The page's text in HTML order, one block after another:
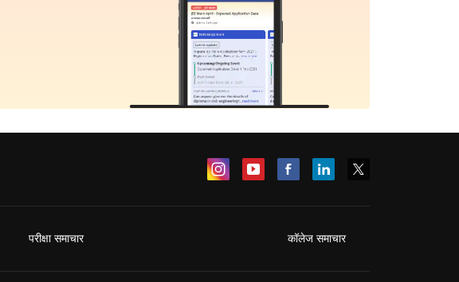
परीक्षा समाचार कॉलेज समाचार